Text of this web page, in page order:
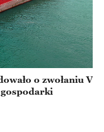
o zwołaniu V